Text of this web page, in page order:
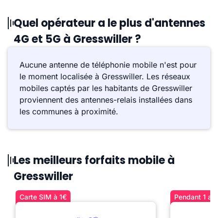
Quel opérateur a le plus d'antennes
4G et 5G à Gresswiller ?
Aucune antenne de téléphonie mobile n'est pour
le moment localisée à Gresswiller. Les réseaux
mobiles captés par les habitants de Gresswiller
proviennent des antennes-relais installées dans
les communes à proximité.
Les meilleurs forfaits mobile à
Gresswiller
Carte SIM à 1€ Pendant 1